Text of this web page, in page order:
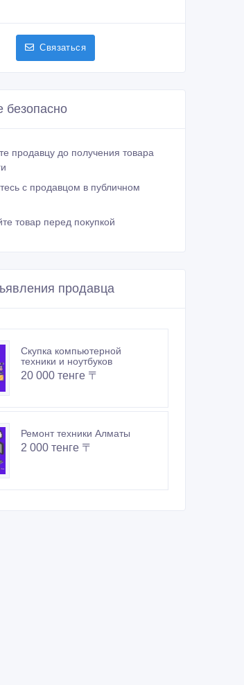
Связаться
безопасно
продавцу до получения товара
с продавцом в публичном
товар перед покупкой
продавца
Скупка компьютерной
техники и ноутбуков
20 000 тенге 〒
Ремонт техники Алматы
2 000 тенге 〒